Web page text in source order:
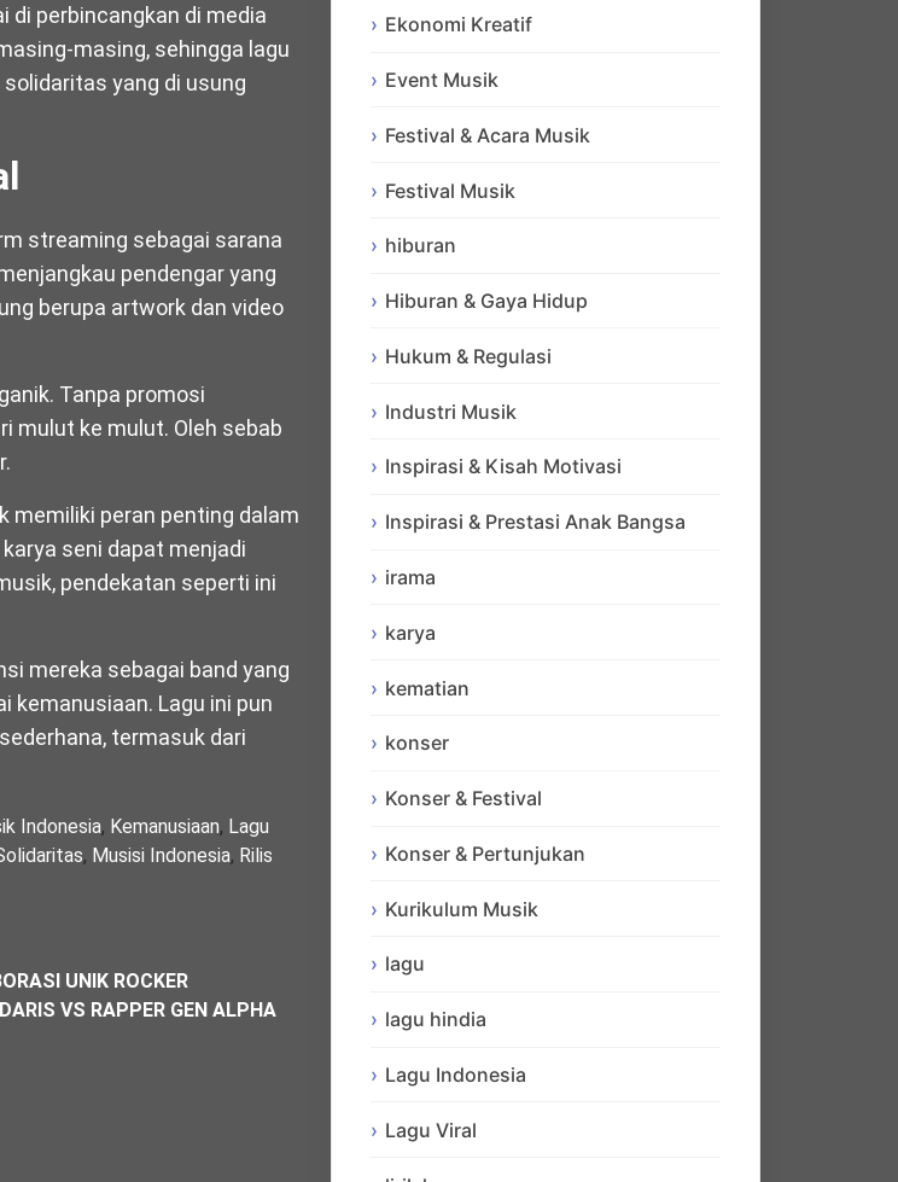
di perbincangkan di media
masing, sehingga lagu
yang di usung
streaming sebagai sarana
pendengar yang
berupa artwork dan video
Tanpa promosi
mulut ke mulut. Oleh sebab
memiliki peran penting dalam
seni dapat menjadi
pendekatan seperti ini
mereka sebagai band yang
kemanusiaan. Lagu ini pun
termasuk dari
Indonesia, Kemanusiaan, Lagu
, Musisi Indonesia, Rilis
UNIK ROCKER
VS RAPPER GEN ALPHA
Ekonomi Kreatif
Event Musik
Festival & Acara Musik
Festival Musik
hiburan
Hiburan & Gaya Hidup
Hukum & Regulasi
Industri Musik
Inspirasi & Kisah Motivasi
Inspirasi & Prestasi Anak Bangsa
irama
karya
kematian
konser
Konser & Festival
Konser & Pertunjukan
Kurikulum Musik
lagu
lagu hindia
Lagu Indonesia
Lagu Viral